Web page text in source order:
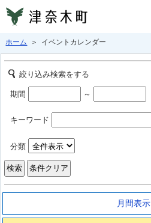
ホーム ＞ イベントカレンダー
絞り込み検索をする
期間 ～
キーワード
分類
月間表示